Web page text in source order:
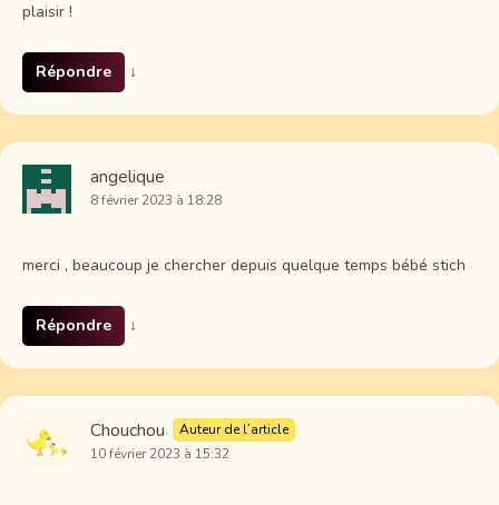
plaisir !
Répondre ↓
angelique
8 février 2023 à 18:28
merci , beaucoup je chercher depuis quelque temps bébé stich
Répondre ↓
Chouchou
Auteur de l’article
10 février 2023 à 15:32